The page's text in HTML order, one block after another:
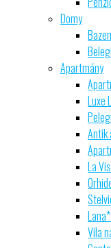
Domy
Apartmány
Luxe
Antik
La
Vila